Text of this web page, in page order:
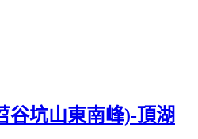
谷坑山東南峰)-頂湖